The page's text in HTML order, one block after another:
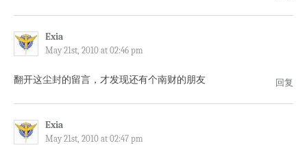
Exia
May 21st, 2010 at 02:46 pm
翻开这尘封的留言，才发现还有个南财的朋友 回复
Exia
May 21st, 2010 at 02:47 pm